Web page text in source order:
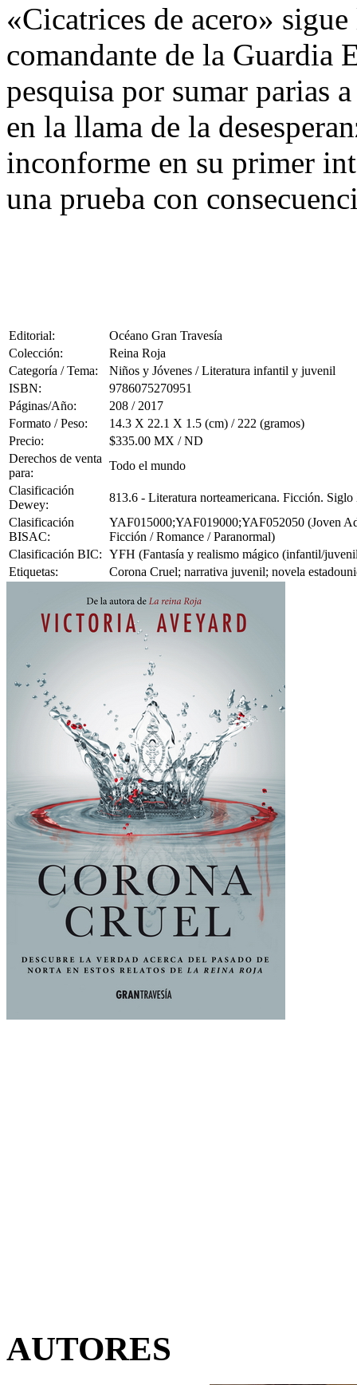
«Cicatrices de acero»
comandante de la Guardia
pesquisa por sumar parias
en la llama de la
inconforme en su primer
una prueba con
Editorial:
Océano Gran Travesía
Colección:
Reina Roja
Categoría / Tema:
Niños y Jóvenes / Literatura infantil y juvenil
ISBN:
9786075270951
Páginas/Año:
208 / 2017
Formato / Peso:
14.3 X 22.1 X 1.5 (cm) / 222 (gramos)
Precio:
$335.00 MX / ND
Derechos de venta
para:
Todo el mundo
Clasificación
Dewey:
813.6 - Literatura norteamericana. Ficción.
Clasificación
BISAC:
YAF015000;YAF019000;YAF052050 (Joven
Ficción / Romance / Paranormal)
Clasificación BIC: YFH (Fantasía y realismo mágico (infantil/
Etiquetas:
Corona Cruel; narrativa juvenil; novela
AUTORES